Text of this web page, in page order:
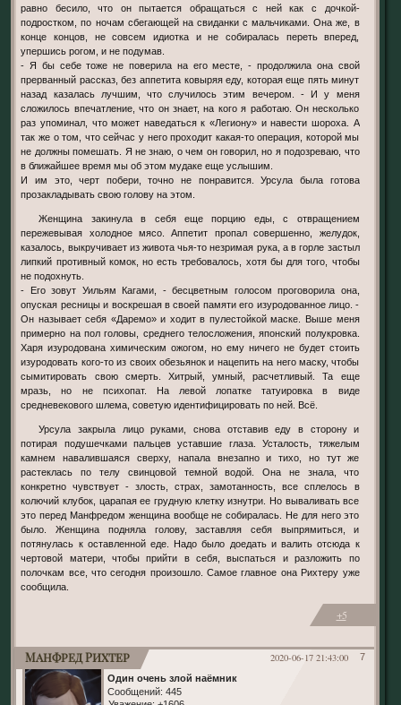
равно бесило, что он пытается обращаться с ней как с дочкой-
подростком, по ночам сбегающей на свиданки с мальчиками. Она же, в
конце концов, не совсем идиотка и не собиралась переть вперед,
упершись рогом, и не подумав.
- Я бы себе тоже не поверила на его месте, - продолжила она свой
прерванный рассказ, без аппетита ковыряя еду, которая еще пять минут
назад казалась лучшим, что случилось этим вечером. - И у меня
сложилось впечатление, что он знает, на кого я работаю. Он несколько
раз упоминал, что может наведаться к «Легиону» и навести шороха. А
так же о том, что сейчас у него проходит какая-то операция, которой мы
не должны помешать. Я не знаю, о чем он говорил, но я подозреваю, что
в ближайшее время мы об этом мудаке еще услышим.
И им это, черт побери, точно не понравится. Урсула была готова
прозакладывать свою голову на этом.
Женщина закинула в себя еще порцию еды, с отвращением
пережевывая холодное мясо. Аппетит пропал совершенно, желудок,
казалось, выкручивает из живота чья-то незримая рука, а в горле застыл
липкий противный комок, но есть требовалось, хотя бы для того, чтобы
не подохнуть.
- Его зовут Уильям Кагами, - бесцветным голосом проговорила она,
опуская ресницы и воскрешая в своей памяти его изуродованное лицо. -
Он называет себя «Даремо» и ходит в пулестойкой маске. Выше меня
примерно на пол головы, среднего телосложения, японский полукровка.
Харя изуродована химическим ожогом, но ему ничего не будет стоить
изуродовать кого-то из своих обезьянок и нацепить на него маску, чтобы
сымитировать свою смерть. Хитрый, умный, расчетливый. Та еще
мразь, но не психопат. На левой лопатке татуировка в виде
средневекового шлема, советую идентифицировать по ней. Всё.
Урсула закрыла лицо руками, снова отставив еду в сторону и
потирая подушечками пальцев уставшие глаза. Усталость, тяжелым
камнем навалившаяся сверху, напала внезапно и тихо, но тут же
растеклась по телу свинцовой темной водой. Она не знала, что
конкретно чувствует - злость, страх, замотанность, все сплелось в
колючий клубок, царапая ее грудную клетку изнутри. Но вываливать все
это перед Манфредом женщина вообще не собиралась. Не для него это
было. Женщина подняла голову, заставляя себя выпрямиться, и
потянулась к оставленной еде. Надо было доедать и валить отсюда к
чертовой матери, чтобы прийти в себя, выспаться и разложить по
полочкам все, что сегодня произошло. Самое главное она Рихтеру уже
сообщила.
+5
7
2020-06-17 21:43:00
Манфред Рихтер
Один очень злой наёмник
Сообщений: 445